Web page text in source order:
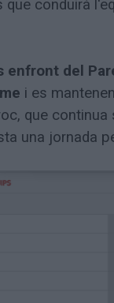
conduirà
del
i es
que
una jornada